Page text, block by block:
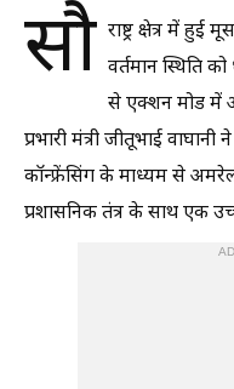
सौ राष्ट्र क्षेत्र में
वर्तमान स्थिति
से एक्शन मोड में
प्रभारी मंत्री जीतूभाई
कॉन्फ्रेंसिंग के माध्यम से
प्रशासनिक तंत्र के साथ एक